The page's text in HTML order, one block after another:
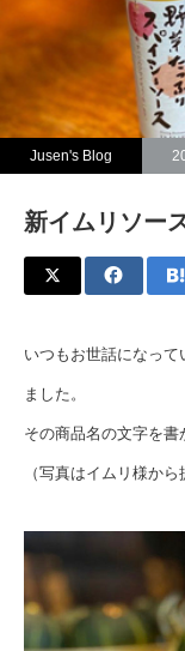
Jusen's Blog
新イムリソー
いつもお世話になって
ました。
その商品名の文字を書
（写真はイムリ様から